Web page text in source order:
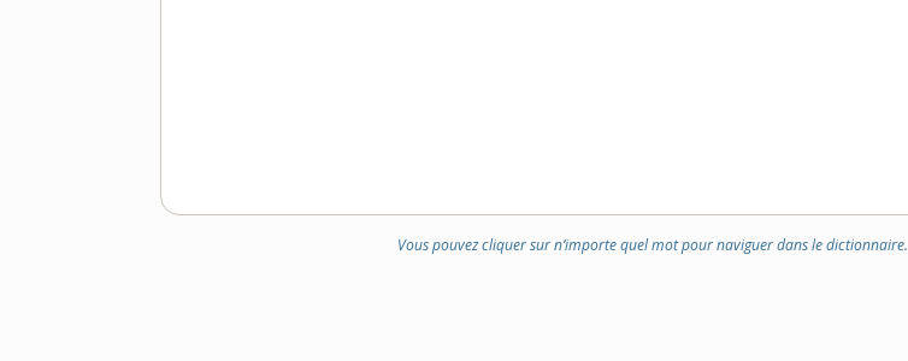
Vous pouvez cliquer sur n’importe quel mot pour naviguer dans le dictionnaire.